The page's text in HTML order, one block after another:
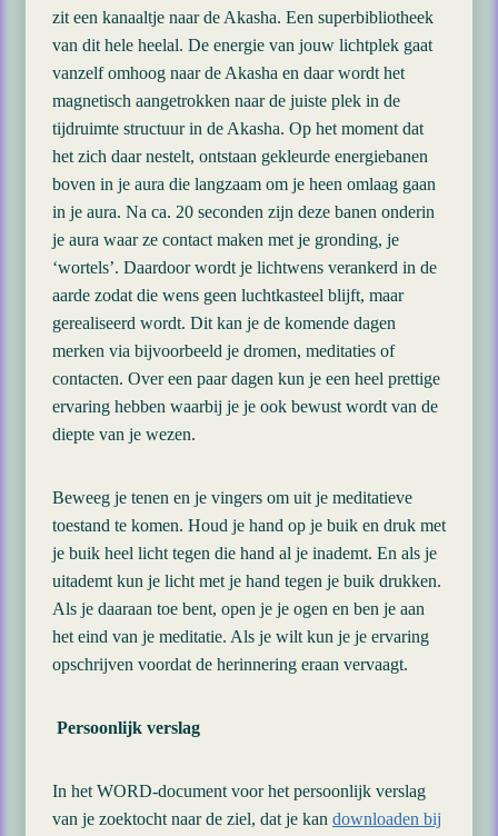
zit een kanaaltje naar de Akasha. Een superbibliotheek
van dit hele heelal. De energie van jouw lichtplek gaat
vanzelf omhoog naar de Akasha en daar wordt het
magnetisch aangetrokken naar de juiste plek in de
tijdruimte structuur in de Akasha. Op het moment dat
het zich daar nestelt, ontstaan gekleurde energiebanen
boven in je aura die langzaam om je heen omlaag gaan
in je aura. Na ca. 20 seconden zijn deze banen onderin
je aura waar ze contact maken met je gronding, je
‘wortels’. Daardoor wordt je lichtwens verankerd in de
aarde zodat die wens geen luchtkasteel blijft, maar
gerealiseerd wordt. Dit kan je de komende dagen
merken via bijvoorbeeld je dromen, meditaties of
contacten. Over een paar dagen kun je een heel prettige
ervaring hebben waarbij je je ook bewust wordt van de
diepte van je wezen.
Beweeg je tenen en je vingers om uit je meditatieve
toestand te komen. Houd je hand op je buik en druk met
je buik heel licht tegen die hand al je inademt. En als je
uitademt kun je licht met je hand tegen je buik drukken.
Als je daaraan toe bent, open je je ogen en ben je aan
het eind van je meditatie. Als je wilt kun je je ervaring
opschrijven voordat de herinnering eraan vervaagt.
Persoonlijk verslag
In het WORD-document voor het persoonlijk verslag
van je zoektocht naar de ziel, dat je kan downloaden bij